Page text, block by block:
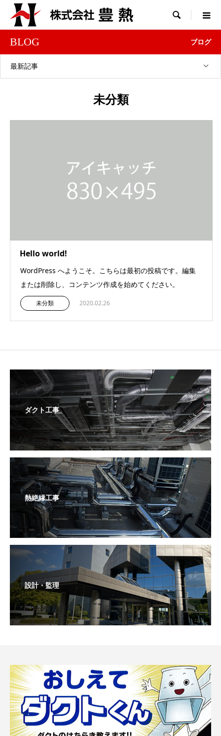

BLOG ブログ
最新記事
未分類
Hello world!
WordPress へようこそ。こちらは最初の投稿です。編集
または削除し、コンテンツ作成を始めてください。
未分類 2020.02.26
ダクト工事
熱絶縁工事
設計・監理